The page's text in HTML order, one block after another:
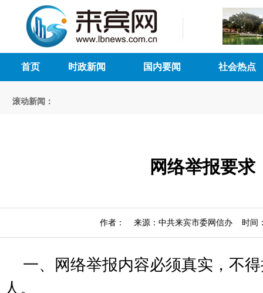
首页 时政新闻 国内要闻 社会热点
滚动新闻：
网络举报要求
作者： 来源：中共来宾市委网信办 时间
一、网络举报内容必须真实，不
人。